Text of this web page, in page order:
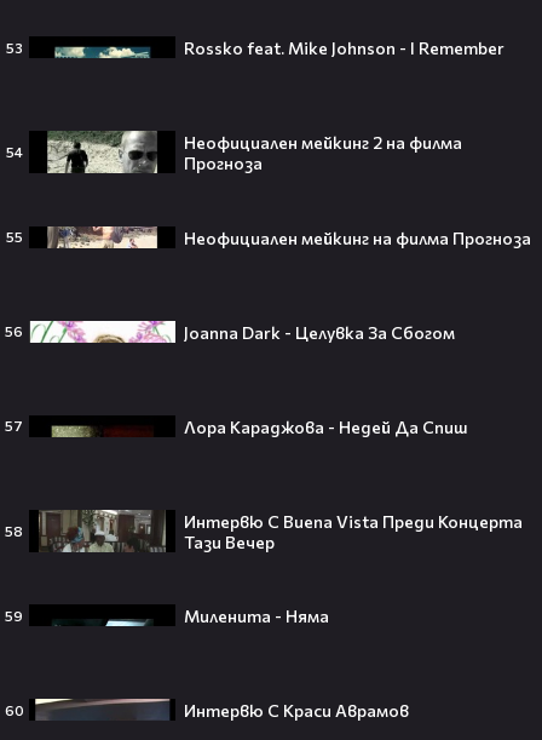
53 Rossko feat. Mike Johnson - I Remember
54
Неофициален мейкинг 2 на филма
Прогноза
55 Неофициален мейкинг на филма Прогноза
56 Joanna Dark - Целувка За Сбогом
57 Лора Караджова - Недей Да Спиш
58
Интервю С Buena Vista Преди Концерта
Тази Вечер
59 Миленита - Няма
60 Интервю С Краси Аврамов
Плати ли FIFA милиони на
IShowSpeed?! Истината зад
получава PC версията която
усещането за „Одисея“ на
Кристофър Нолан🤩🎮
футбол заедно с Мадона, Шакира